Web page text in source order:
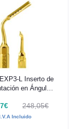
al carrito
L Inserto de
en Ángulo
248,05€
Incluido